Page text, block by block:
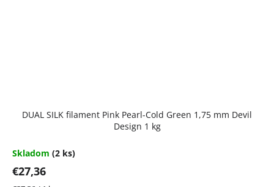
DUAL SILK filament Pink Pearl-Cold Green 1,75 mm Devil
Design 1 kg
Skladom (2 ks)
€27,36